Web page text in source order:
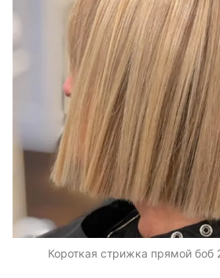
Короткая стрижка прямой боб